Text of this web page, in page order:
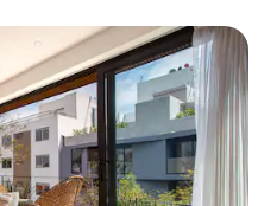
apreciados